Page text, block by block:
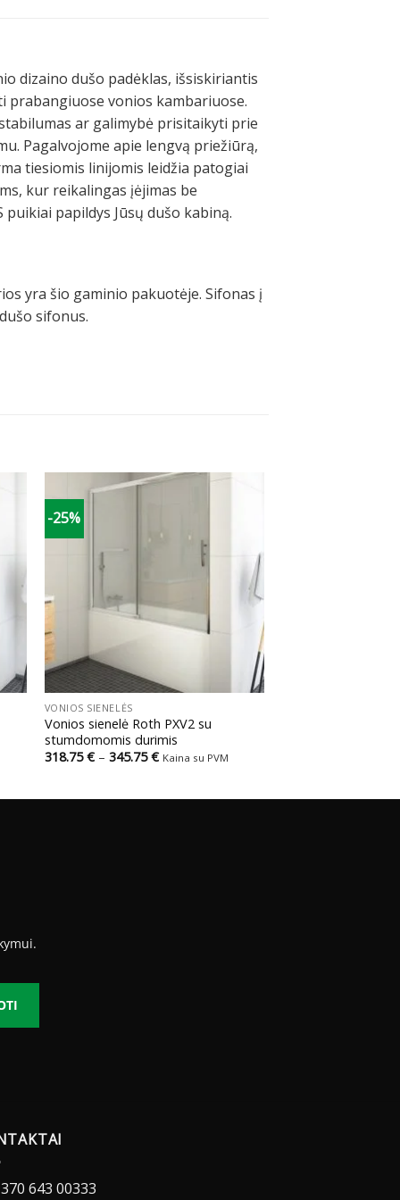
dizaino dušo padėklas, išsiskiriantis
prabangiuose vonios kambariuose.
ar galimybė prisitaikyti prie
Pagalvojome apie lengvą priežiūrą,
tiesiomis linijomis leidžia patogiai
kur reikalingas įėjimas be
papildys Jūsų dušo kabiną.
yra šio gaminio pakuotėje. Sifonas į
sifonus.
-25%
+
VONIOS SIENELĖS
Vonios sienelė Roth PXV2 su
stumdomomis durimis
318.75€ – 345.75€Price
Kaina su PVM
643 00333